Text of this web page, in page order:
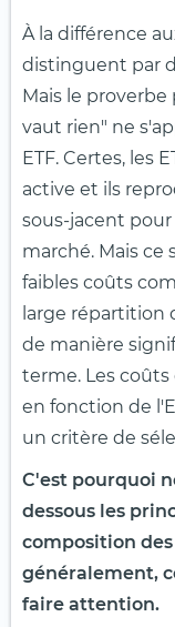
À la différence
distinguent par
Mais le
vaut rien" ne
ETF. Certes, les
active et ils
sous-jacent
marché. Mais ce
faibles coûts
large répartition
de manière
terme. Les
en fonction de
un critère de
C'est pourquoi
dessous les
composition des
généralement,
faire attention.